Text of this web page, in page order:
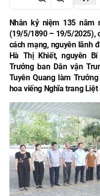
Nhân kỷ niệm 135 năm
(19/5/1890 – 19/5/2025),
cách mạng, nguyên lãnh
Hà Thị Khiết, nguyên
Trưởng ban Dân vận
Tuyên Quang làm
hoa viếng Nghĩa trang Liệt